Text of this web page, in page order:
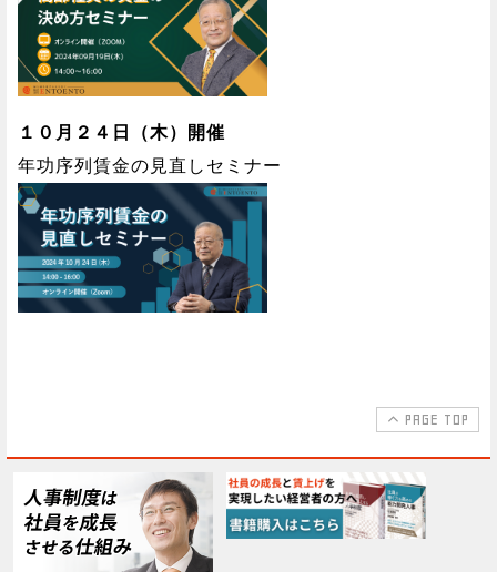
１０月２４日（木）開催
年功序列賃金の見直しセミナー
PAGE TOP